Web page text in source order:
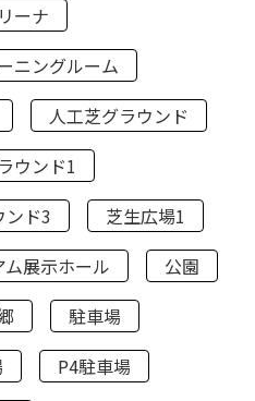
ーナ
ニングルーム
人工芝グラウンド
ウンド1
ンド3
芝生広場1
ム展示ホール
公園
駐車場
P4駐車場